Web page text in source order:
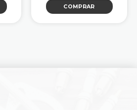
COMPRAR